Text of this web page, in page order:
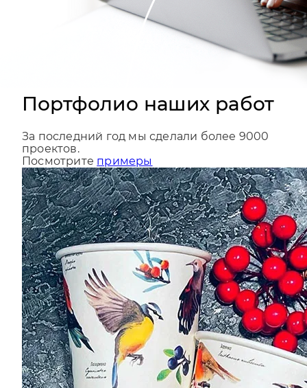
Портфолио наших работ
За последний год мы сделали более 9000
проектов.
Посмотритепримеры